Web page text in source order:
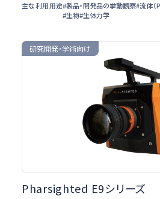
主な利用用途#製品・開発品の挙動観察#流体（
#生物#生体力学
研究開発・学術向け
Pharsighted E9シリーズ